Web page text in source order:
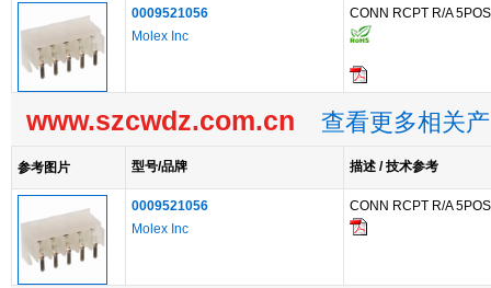
0009521056
Molex Inc
CONN RCPT R/A
www.szcwdz.com.cn 查看更多相关
参考图片 型号/品牌 描述 / 技术参考
0009521056
Molex Inc
CONN RCPT R/A